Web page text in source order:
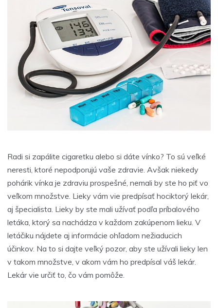
Radi si zapálite cigaretku alebo si dáte vínko? To sú veľké
neresti, ktoré nepodporujú vaše zdravie. Avšak niekedy
pohárik vínka je zdraviu prospešné, nemali by ste ho piť vo
veľkom množstve. Lieky vám vie predpísať hociktorý lekár,
aj špecialista. Lieky by ste mali užívať podľa príbalového
letáka, ktorý sa nachádza v každom zakúpenom lieku. V
letáčiku nájdete aj informácie ohľadom nežiaducich
účinkov. Na to si dajte veľký pozor, aby ste užívali lieky len
v takom množstve, v akom vám ho predpísal váš lekár.
Lekár vie určiť to, čo vám pomôže.